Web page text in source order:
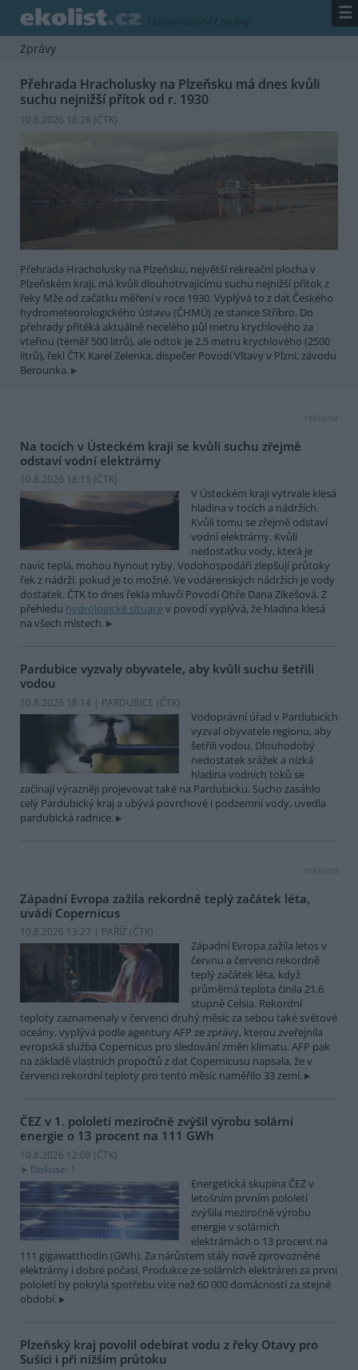
/ zpravodajství / zprávy ☰
Zprávy
Přehrada Hracholusky na Plzeňsku má dnes kvůli
suchu nejnižší přítok od r. 1930
10.8.2026 18:28 (ČTK)
Přehrada Hracholusky na Plzeňsku, největší rekreační plocha v
Plzeňském kraji, má kvůli dlouhotrvajícímu suchu nejnižší přítok z
řeky Mže od začátku měření v roce 1930. Vyplývá to z dat Českého
hydrometeorologického ústavu (ČHMÚ) ze stanice Stříbro. Do
přehrady přitéká aktuálně necelého půl metru krychlového za
vteřinu (téměř 500 litrů), ale odtok je 2,5 metru krychlového (2500
litrů), řekl ČTK Karel Zelenka, dispečer Povodí Vltavy v Plzni, závodu
Berounka.
reklama
Na tocích v Ústeckém kraji se kvůli suchu zřejmě
odstaví vodní elektrárny
10.8.2026 18:15 (ČTK)
V Ústeckém kraji vytrvale klesá
hladina v tocích a nádržích.
Kvůli tomu se zřejmě odstaví
vodní elektrárny. Kvůli
nedostatku vody, která je
navíc teplá, mohou hynout ryby. Vodohospodáři zlepšují průtoky
řek z nádrží, pokud je to možné. Ve vodárenských nádržích je vody
dostatek. ČTK to dnes řekla mluvčí Povodí Ohře Dana Zikešová. Z
přehledu hydrologické situacev povodí vyplývá, že hladina klesá
na všech místech.
Pardubice vyzvaly obyvatele, aby kvůli suchu šetřili
vodou
10.8.2026 18:14 | PARDUBICE (ČTK)
Vodoprávní úřad v Pardubicích
vyzval obyvatele regionu, aby
šetřili vodou. Dlouhodobý
nedostatek srážek a nízká
hladina vodních toků se
začínají výrazněji projevovat také na Pardubicku. Sucho zasáhlo
celý Pardubický kraj a ubývá povrchové i podzemní vody, uvedla
pardubická radnice.
reklama
Západní Evropa zažila rekordně teplý začátek léta,
uvádí Copernicus
10.8.2026 13:27 | PAŘÍŽ (ČTK)
Západní Evropa zažila letos v
červnu a červenci rekordně
teplý začátek léta, když
průměrná teplota činila 21,6
stupně Celsia. Rekordní
teploty zaznamenaly v červenci druhý měsíc za sebou také světové
oceány, vyplývá podle agentury AFP ze zprávy, kterou zveřejnila
evropská služba Copernicus pro sledování změn klimatu. AFP pak
na základě vlastních propočtů z dat Copernicusu napsala, že v
červenci rekordní teploty pro tento měsíc naměřilo 33 zemí.
ČEZ v 1. pololetí meziročně zvýšil výrobu solární
energie o 13 procent na 111 GWh
10.8.2026 12:08 (ČTK)
Diskuse: 1
Energetická skupina ČEZ v
letošním prvním pololetí
zvýšila meziročně výrobu
energie v solárních
elektrárnách o 13 procent na
111 gigawatthodin (GWh). Za nárůstem stály nově zprovozněné
elektrárny i dobré počasí. Produkce ze solárních elektráren za první
pololetí by pokryla spotřebu více než 60 000 domácností za stejné
období.
Plzeňský kraj povolil odebírat vodu z řeky Otavy pro
Sušici i při nižším průtoku